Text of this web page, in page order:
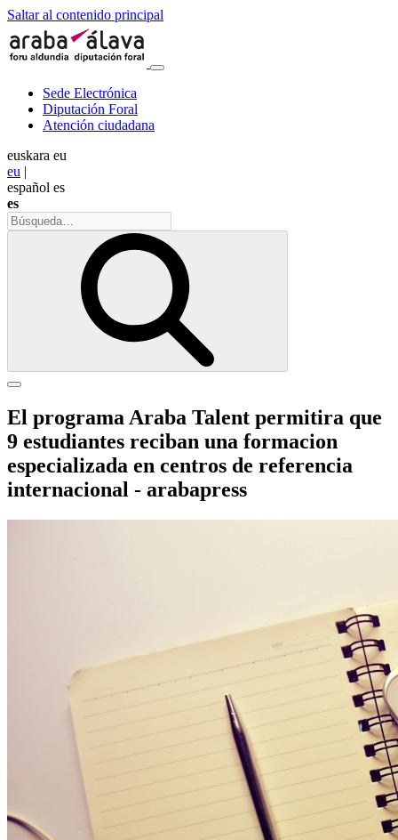
Saltar al contenido principal
Sede Electrónica
Diputación Foral
Atención ciudadana
euskara eu
eu |
español es
es
El programa Araba Talent permitira que
9 estudiantes reciban una formacion
especializada en centros de referencia
internacional - arabapress